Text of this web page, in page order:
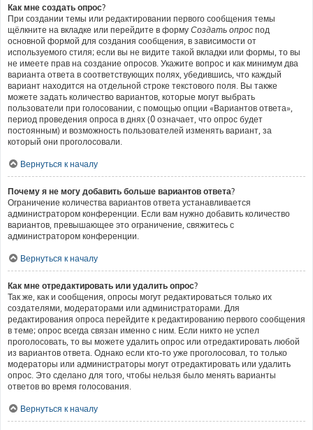
Как мне создать опрос?
При создании темы или редактировании первого сообщения темы
щёлкните на вкладке или перейдите в форму Создать опрос под
основной формой для создания сообщения, в зависимости от
используемого стиля; если вы не видите такой вкладки или формы, то вы
не имеете прав на создание опросов. Укажите вопрос и как минимум два
варианта ответа в соответствующих полях, убедившись, что каждый
вариант находится на отдельной строке текстового поля. Вы также
можете задать количество вариантов, которые могут выбрать
пользователи при голосовании, с помощью опции «Вариантов ответа»,
период проведения опроса в днях (0 означает, что опрос будет
постоянным) и возможность пользователей изменять вариант, за
который они проголосовали.
Вернуться к началу
Почему я не могу добавить больше вариантов ответа?
Ограничение количества вариантов ответа устанавливается
администратором конференции. Если вам нужно добавить количество
вариантов, превышающее это ограничение, свяжитесь с
администратором конференции.
Вернуться к началу
Как мне отредактировать или удалить опрос?
Так же, как и сообщения, опросы могут редактироваться только их
создателями, модераторами или администраторами. Для
редактирования опроса перейдите к редактированию первого сообщения
в теме; опрос всегда связан именно с ним. Если никто не успел
проголосовать, то вы можете удалить опрос или отредактировать любой
из вариантов ответа. Однако если кто-то уже проголосовал, то только
модераторы или администраторы могут отредактировать или удалить
опрос. Это сделано для того, чтобы нельзя было менять варианты
ответов во время голосования.
Вернуться к началу